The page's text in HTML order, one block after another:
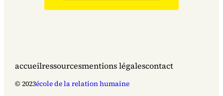
© 2023école de la relation humaine
accueilressourcesmentions légalescontact